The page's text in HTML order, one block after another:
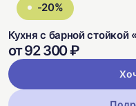
-20%
Кухня с барной стойкой
от 92 300 ₽